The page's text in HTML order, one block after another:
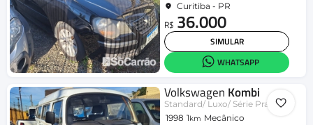
Curitiba - PR
R$ 36.000
SIMULAR
WHATSAPP
Volkswagen Kombi
Standard/ Luxo/ Série Prata
1998 1km Mecânico